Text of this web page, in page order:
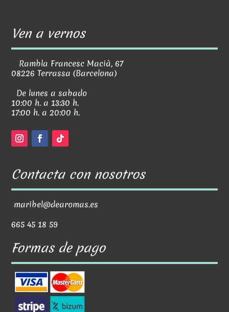
Ven a vernos
Rambla Francesc Macià, 67
08226 Terrassa (Barcelona)
De lunes a sabado
10:00 h. a 13:30 h.
17:00 h. a 20:00 h.
Contacta con nosotros
maribel@dearomas.es
665 45 18 59
Formas de pago